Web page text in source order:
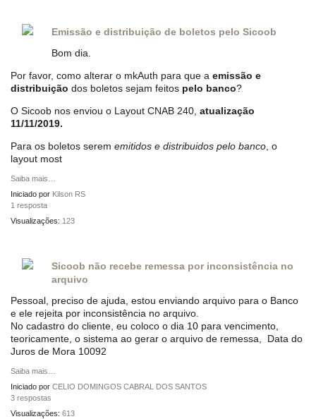
Emissão e distribuição de boletos pelo Sicoob
Bom dia.
Por favor, como alterar o mkAuth para que a emissão e
distribuição dos boletos sejam feitos pelo banco?
O Sicoob nos enviou o Layout CNAB 240, atualização
11/11/2019.
Para os boletos serem emitidos e distribuidos pelo banco, o
layout most
Saiba mais…
Iniciado por Kilson RS
1 resposta
Visualizações: 123
Sicoob não recebe remessa por inconsistência no
arquivo
Pessoal, preciso de ajuda, estou enviando arquivo para o Banco
e ele rejeita por inconsistência no arquivo.
No cadastro do cliente, eu coloco o dia 10 para vencimento,
teoricamente, o sistema ao gerar o arquivo de remessa, Data do
Juros de Mora 10092
Saiba mais…
Iniciado por CELIO DOMINGOS CABRAL DOS SANTOS
3 respostas
Visualizações: 613